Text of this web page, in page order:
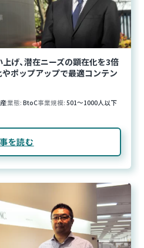
げ、潜在ニーズの顕在化を3倍
ポップアップで最適コンテン
業態 BtoC事業規模 501～1000人以下
を読む